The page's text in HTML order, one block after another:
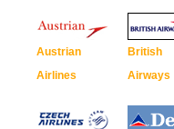
Austrian
Airlines
British
Airways